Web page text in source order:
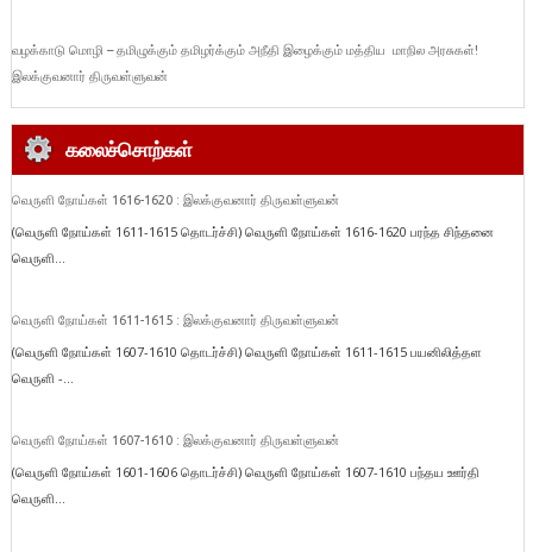
வழக்காடு மொழி – தமிழுக்கும் தமிழர்க்கும் அநீதி இழைக்கும் மத்திய மாநில அரசுகள்!
இலக்குவனார் திருவள்ளுவன்
கலைச்சொற்கள்
வெருளி நோய்கள் 1616-1620 : இலக்குவனார் திருவள்ளுவன்
(வெருளி நோய்கள் 1611-1615 தொடர்ச்சி) வெருளி நோய்கள் 1616-1620 பரந்த சிந்தனை
வெருளி...
வெருளி நோய்கள் 1611-1615 : இலக்குவனார் திருவள்ளுவன்
(வெருளி நோய்கள் 1607-1610 தொடர்ச்சி) வெருளி நோய்கள் 1611-1615 பயனிலித்தள
வெருளி -...
வெருளி நோய்கள் 1607-1610 : இலக்குவனார் திருவள்ளுவன்
(வெருளி நோய்கள் 1601-1606 தொடர்ச்சி) வெருளி நோய்கள் 1607-1610 பந்தய ஊர்தி
வெருளி...